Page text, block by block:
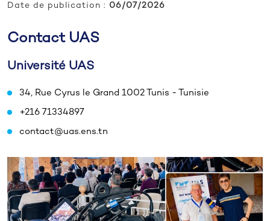
Date de publication : 06/07/2026
Contact UAS
Université UAS
34, Rue Cyrus le Grand 1002 Tunis - Tunisie
+216 71334897
contact@uas.ens.tn